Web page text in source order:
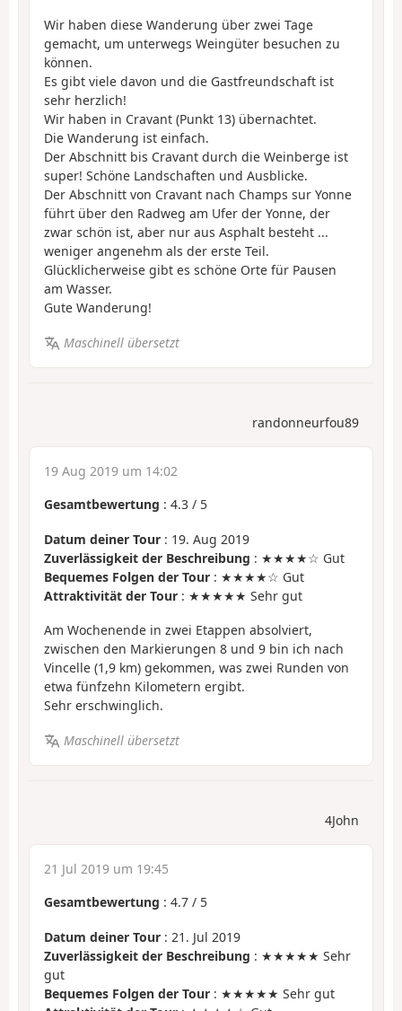
Wir haben diese Wanderung über zwei Tage
gemacht, um unterwegs Weingüter besuchen zu
können.
Es gibt viele davon und die Gastfreundschaft ist
sehr herzlich!
Wir haben in Cravant (Punkt 13) übernachtet.
Die Wanderung ist einfach.
Der Abschnitt bis Cravant durch die Weinberge ist
super! Schöne Landschaften und Ausblicke.
Der Abschnitt von Cravant nach Champs sur Yonne
führt über den Radweg am Ufer der Yonne, der
zwar schön ist, aber nur aus Asphalt besteht ...
weniger angenehm als der erste Teil.
Glücklicherweise gibt es schöne Orte für Pausen
am Wasser.
Gute Wanderung!
Maschinell übersetzt
randonneurfou89
19 Aug 2019 um 14:02
Gesamtbewertung : 4.3 / 5
Datum deiner Tour : 19. Aug 2019
Zuverlässigkeit der Beschreibung : ★★★★☆ Gut
Bequemes Folgen der Tour : ★★★★☆ Gut
Attraktivität der Tour : ★★★★★ Sehr gut
Am Wochenende in zwei Etappen absolviert,
zwischen den Markierungen 8 und 9 bin ich nach
Vincelle (1,9 km) gekommen, was zwei Runden von
etwa fünfzehn Kilometern ergibt.
Sehr erschwinglich.
Maschinell übersetzt
4John
21 Jul 2019 um 19:45
Gesamtbewertung : 4.7 / 5
Datum deiner Tour : 21. Jul 2019
Zuverlässigkeit der Beschreibung : ★★★★★ Sehr
gut
Bequemes Folgen der Tour : ★★★★★ Sehr gut